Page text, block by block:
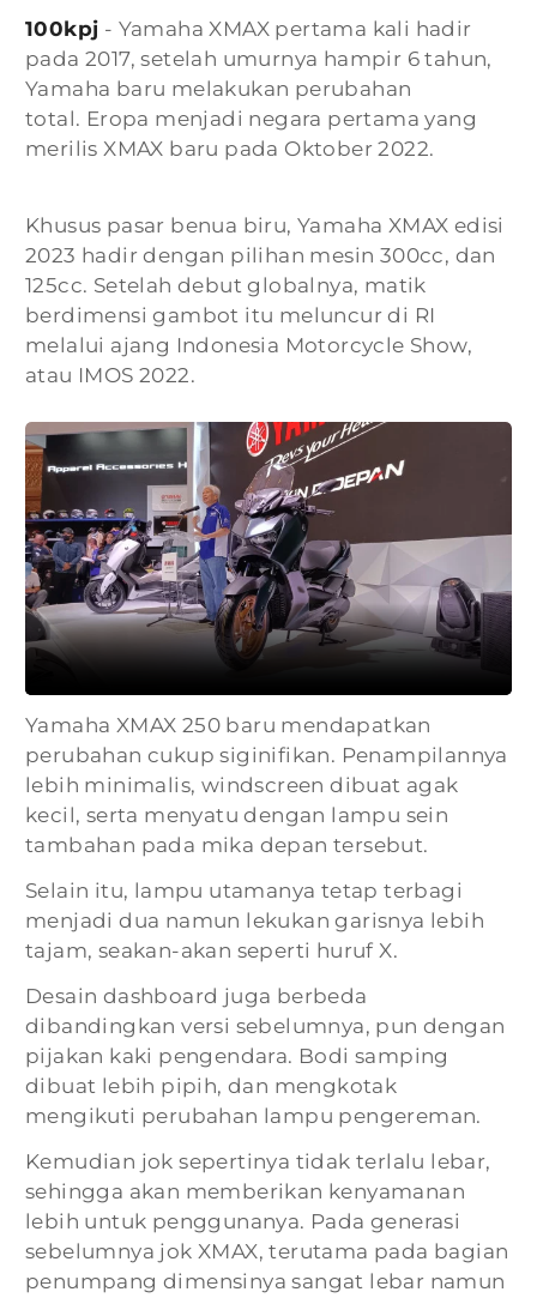
100kpj - Yamaha XMAX pertama kali hadir
pada 2017, setelah umurnya hampir 6 tahun,
Yamaha baru melakukan perubahan
total. Eropa menjadi negara pertama yang
merilis XMAX baru pada Oktober 2022.
Khusus pasar benua biru, Yamaha XMAX edisi
2023 hadir dengan pilihan mesin 300cc, dan
125cc. Setelah debut globalnya, matik
berdimensi gambot itu meluncur di RI
melalui ajang Indonesia Motorcycle Show,
atau IMOS 2022.
Yamaha XMAX 250 baru mendapatkan
perubahan cukup siginifikan. Penampilannya
lebih minimalis, windscreen dibuat agak
kecil, serta menyatu dengan lampu sein
tambahan pada mika depan tersebut.
Selain itu, lampu utamanya tetap terbagi
menjadi dua namun lekukan garisnya lebih
tajam, seakan-akan seperti huruf X.
Desain dashboard juga berbeda
dibandingkan versi sebelumnya, pun dengan
pijakan kaki pengendara. Bodi samping
dibuat lebih pipih, dan mengkotak
mengikuti perubahan lampu pengereman.
Kemudian jok sepertinya tidak terlalu lebar,
sehingga akan memberikan kenyamanan
lebih untuk penggunanya. Pada generasi
sebelumnya jok XMAX, terutama pada bagian
penumpang dimensinya sangat lebar namun